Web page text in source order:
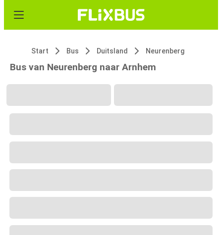
Start Bus Duitsland Neurenberg
Bus van Neurenberg naar Arnhem